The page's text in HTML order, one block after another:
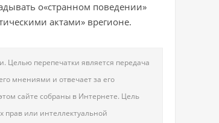
о«странном поведении»
актами» врегионе.
Целью перепечатки является передача
мнениями и отвечает за его
сайте собраны в Интернете. Цель
прав или интеллектуальной